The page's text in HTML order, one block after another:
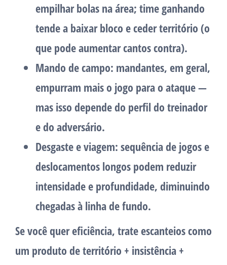
empilhar bolas na área; time ganhando
tende a baixar bloco e ceder território (o
que pode aumentar cantos contra).
Mando de campo: mandantes, em geral,
empurram mais o jogo para o ataque —
mas isso depende do perfil do treinador
e do adversário.
Desgaste e viagem: sequência de jogos e
deslocamentos longos podem reduzir
intensidade e profundidade, diminuindo
chegadas à linha de fundo.
Se você quer eficiência, trate escanteios como
um produto deterritório + insistência +